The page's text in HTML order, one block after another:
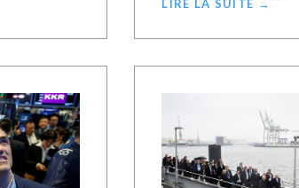
LIRE LA SUITE →